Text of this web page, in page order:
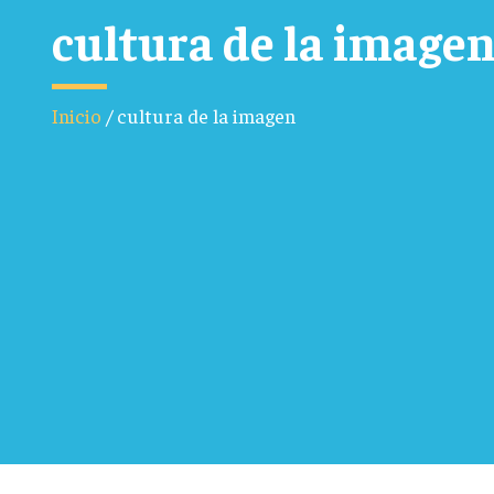
cultura de la
Inicio /cultura de la imagen